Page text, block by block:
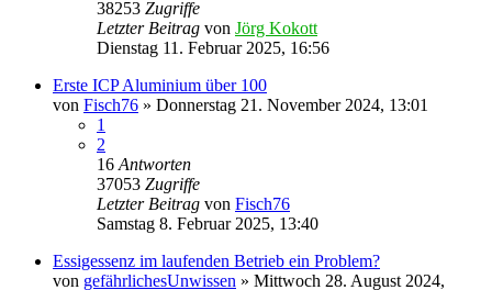
38253 Zugriffe
Letzter Beitrag von Jörg Kokott
Dienstag 11. Februar 2025, 16:56
Erste ICP Aluminium über 100
von Fisch76 » Donnerstag 21. November 2024, 13:01
1
2
16 Antworten
37053 Zugriffe
Letzter Beitrag von Fisch76
Samstag 8. Februar 2025, 13:40
Essigessenz im laufenden Betrieb ein Problem?
von gefährlichesUnwissen » Mittwoch 28. August 2024,